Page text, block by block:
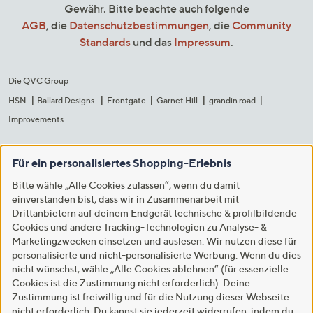
Gewähr. Bitte beachte auch folgende
AGB, die Datenschutzbestimmungen, die Community
Standards und das Impressum.
Die QVC Group
HSN
Ballard Designs Frontgate Garnet Hill
grandin road
Improvements
Für ein personalisiertes Shopping-Erlebnis
Bitte wähle „Alle Cookies zulassen“, wenn du damit
einverstanden bist, dass wir in Zusammenarbeit mit
Drittanbietern auf deinem Endgerät technische & profilbildende
Cookies und andere Tracking-Technologien zu Analyse- &
Marketingzwecken einsetzen und auslesen. Wir nutzen diese für
personalisierte und nicht-personalisierte Werbung. Wenn du dies
nicht wünschst, wähle „Alle Cookies ablehnen“ (für essenzielle
Cookies ist die Zustimmung nicht erforderlich). Deine
Zustimmung ist freiwillig und für die Nutzung dieser Webseite
nicht erforderlich. Du kannst sie jederzeit widerrufen, indem du